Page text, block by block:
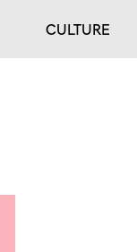
CULTURE